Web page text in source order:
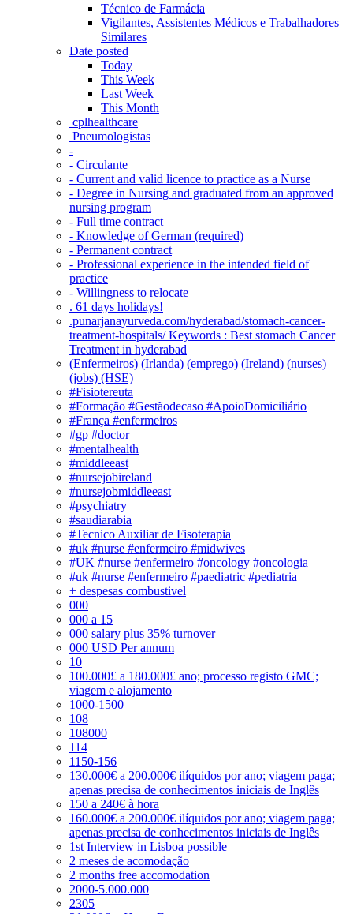
Técnico de Farmácia
Vigilantes, Assistentes Médicos e Trabalhadores
Similares
Date posted
Today
This Week
Last Week
This Month
‎ cplhealthcare‬
Pneumologistas
-
- Circulante
- Current and valid licence to practice as a Nurse
- Degree in Nursing and graduated from an approved
nursing program
- Full time contract
- Knowledge of German (required)
- Permanent contract
- Professional experience in the intended field of
practice
- Willingness to relocate
. 61 days holidays!
.punarjanayurveda.com/hyderabad/stomach-cancer-
treatment-hospitals/ Keywords : Best stomach Cancer
Treatment in hyderabad
(Enfermeiros) (Irlanda) (emprego) (Ireland) (nurses)
(jobs) (HSE)
#Fisiotereuta
#Formação #Gestãodecaso #ApoioDomiciliário
#França #enfermeiros
#gp #doctor
#mentalhealth
#middleeast
#nursejobireland
#nursejobmiddleeast
#psychiatry
#saudiarabia
#Tecnico Auxiliar de Fisoterapia
#uk #nurse #enfermeiro #midwives
#UK #nurse #enfermeiro #oncology #oncologia
#uk #nurse #enfermeiro #paediatric #pediatria
+ despesas combustivel
000
000 a 15
000 salary plus 35% turnover
000 USD Per annum
10
100.000£ a 180.000£ ano; processo registo GMC;
viagem e alojamento
1000-1500
108
108000
114
1150-156
130.000€ a 200.000€ ilíquidos por ano; viagem paga;
apenas precisa de conhecimentos iniciais de Inglês
150 a 240€ à hora
160.000€ a 200.000€ ilíquidos por ano; viagem paga;
apenas precisa de conhecimentos iniciais de Inglês
1st Interview in Lisboa possible
2 meses de acomodação
2 months free accomodation
2000-5.000.000
2305